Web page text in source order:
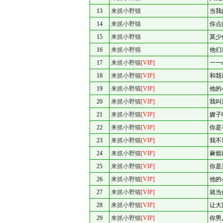
13
来抓小野猫
当
14
来抓小野猫
你点
15
来抓小野猫
莫少
16
来抓小野猫
他们
17
来抓小野猫[VIP]
一一
18
来抓小野猫[VIP]
和我
19
来抓小野猫[VIP]
他的
20
来抓小野猫[VIP]
我叫
21
来抓小野猫[VIP]
嫂子
22
来抓小野猫[VIP]
你是
23
来抓小野猫[VIP]
我不
24
来抓小野猫[VIP]
麻
25
来抓小野猫[VIP]
你是
26
来抓小野猫[VIP]
他的
27
来抓小野猫[VIP]
就当
28
来抓小野猫[VIP]
让大
29
来抓小野猫[VIP] 你男